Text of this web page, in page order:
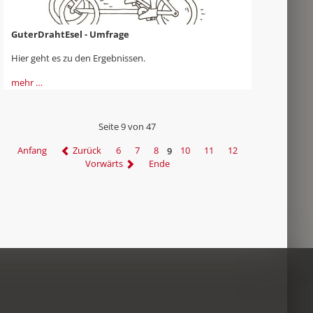
GuterDrahtEsel - Umfrage
Hier geht es zu den Ergebnissen.
mehr …
Seite 9 von 47
Anfang
Zurück 6 7 8 9 10 11
12
Vorwärts
Ende